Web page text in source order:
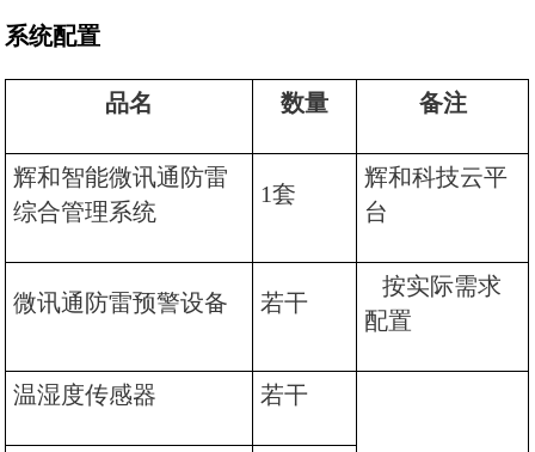
系统配置
品名 数量 备注
辉和智能微讯通防雷
综合管理系统
1套
辉和科技云平
台
微讯通防雷预警设备 若干
按实际需求
配置
温湿度传感器 若干